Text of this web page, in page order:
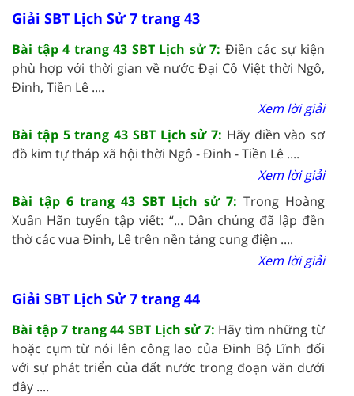
Giải SBT Lịch Sử 7 trang 43
Bài tập 4 trang 43 SBT Lịch sử 7: Điền các sự kiện
phù hợp với thời gian về nước Đại Cồ Việt thời Ngô,
Đinh, Tiền Lê ....
Xem lời giải
Bài tập 5 trang 43 SBT Lịch sử 7: Hãy điền vào sơ
đồ kim tự tháp xã hội thời Ngô - Đinh - Tiền Lê ....
Xem lời giải
Bài tập 6 trang 43 SBT Lịch sử 7: Trong Hoàng
Xuân Hãn tuyển tập viết: “... Dân chúng đã lập đền
thờ các vua Đinh, Lê trên nền tảng cung điện ....
Xem lời giải
Giải SBT Lịch Sử 7 trang 44
Bài tập 7 trang 44 SBT Lịch sử 7: Hãy tìm những từ
hoặc cụm từ nói lên công lao của Đinh Bộ Lĩnh đối
với sự phát triển của đất nước trong đoạn văn dưới
đây ....